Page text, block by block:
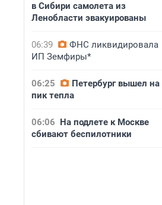
в Сибири самолета из
Ленобласти эвакуированы
06:39
ФНС ликвидировала
ИП Земфиры*
06:25
Петербург вышел на
пик тепла
06:06 На подлете к Москве
сбивают беспилотники